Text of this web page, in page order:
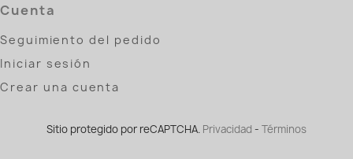
Cuenta
Seguimiento del pedido
Iniciar sesión
Crear una cuenta
Sitio protegido por reCAPTCHA. Privacidad - Términos